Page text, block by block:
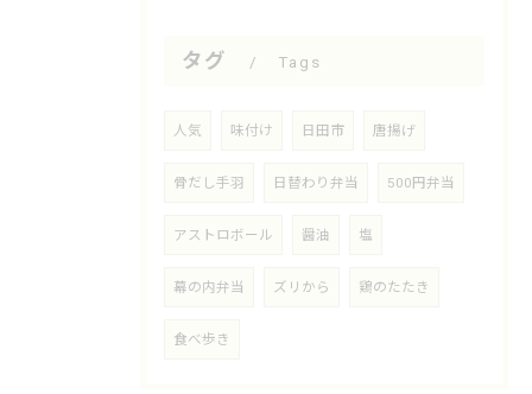
タグ Tags
人気 味付け 日田市 唐揚げ
骨だし手羽 日替わり弁当 500円弁当
アストロボール 醤油 塩
幕の内弁当 ズリから 鶏のたたき
食べ歩き